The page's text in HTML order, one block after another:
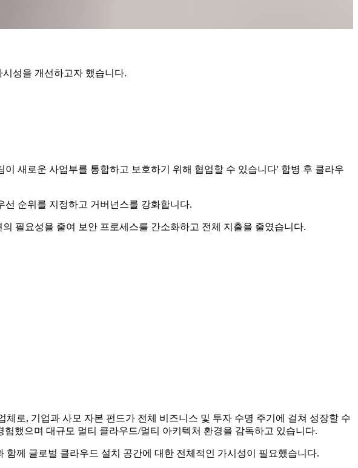
성을 개선하고자 했습니다.
새로운 사업부를 통합하고 보호하기 위해 협업할 수 있습니다' 합병 후 클라우
순위를 지정하고 거버넌스를 강화합니다.
필요성을 줄여 보안 프로세스를 간소화하고 전체 지출을 줄였습니다.
로, 기업과 사모 자본 펀드가 전체 비즈니스 및 투자 수명 주기에 걸쳐 성장할 수
했으며 대규모 멀티 클라우드/멀티 아키텍처 환경을 감독하고 있습니다.
께 글로벌 클라우드 설치 공간에 대한 전체적인 가시성이 필요했습니다.